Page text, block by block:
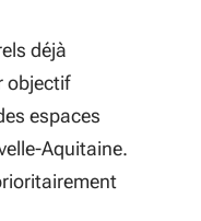
déjà
objectif
espaces
Aquitaine.